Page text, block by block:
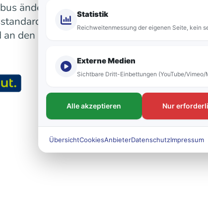
ändert sich mit der Umstellung vor
bleiben bestehen. Die neuen
den Fahrzeugen sichtbar sein.
Statistik
Reichweitenmessung der eigenen Seite, kein
Externe Medien
Sichtbare Dritt-Einbettungen (YouTube/
Alle akzeptieren Nur
ÜbersichtCookiesAnbieterDatenschutzImpressum